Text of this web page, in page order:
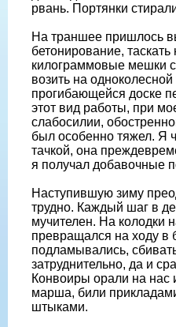
рвань. Портянки
На траншее пришлось
бетонирование, таскать
килограммовые мешки
возить на одноколесной
прогибающейся доске
этот вид работы, при
слабосилии,
был особенно тяжел. Я
тачкой, она
я получал добавочные
Наступившую зиму
трудно. Каждый шаг в
мучителен. На колодки
превращался на ходу в
подламывались,
затруднительно, да и
Конвоиры орали на нас
марша, били
штыками.